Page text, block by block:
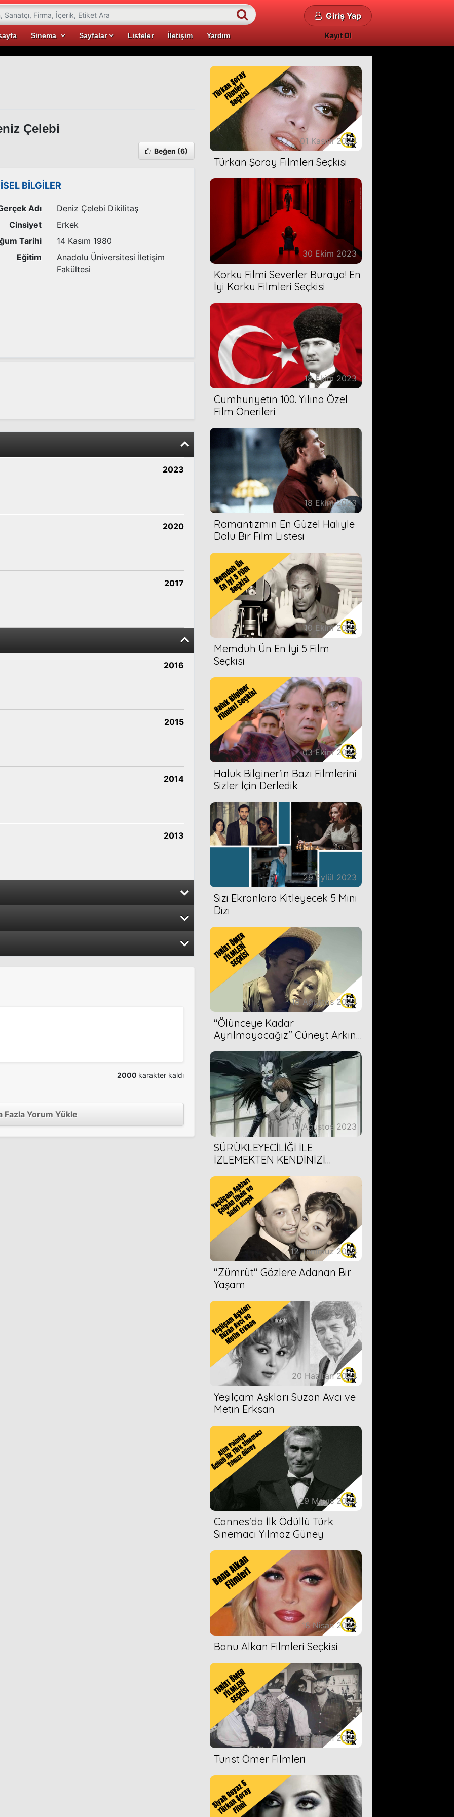
Sinema Sayfalar Listeler İletişim Yardım
Giriş Yap
Kayıt Ol
Çelebi
Beğen (6)
BİLGİLER
Adı
Deniz Çelebi Dikilitaş
Cinsiyet
Erkek
Tarihi
14 Kasım 1980
Eğitim
Anadolu Üniversitesi İletişim
Fakültesi
2023
2020
2017
2016
2015
2014
2013
2014
2011
2006
2000 karakter kaldı
Fazla Yorum Yükle
01 Kasım 2023
Türkan Şoray Filmleri Seçkisi
30 Ekim 2023
Korku Filmi Severler Buraya! En
İyi Korku Filmleri Seçkisi
18 Ekim 2023
Cumhuriyetin 100. Yılına Özel
Film Önerileri
18 Ekim 2023
Romantizmin En Güzel Haliyle
Dolu Bir Film Listesi
10 Ekim 2023
Memduh Ün En İyi 5 Film
Seçkisi
03 Ekim 2023
Haluk Bilginer'in Bazı Filmlerini
Sizler İçin Derledik
29 Eylül 2023
Sizi Ekranlara Kitleyecek 5 Mini
Dizi
16 Ağustos 2023
''Ölünceye Kadar
Ayrılmayacağız'' Cüneyt Arkın-
14 Ağustos 2023
SÜRÜKLEYECİLİĞİ İLE
İZLEMEKTEN KENDİNİZİ
ÖNERİMİZ
12 Temmuz 2023
''Zümrüt'' Gözlere Adanan Bir
Yaşam
20 Haziran 2023
Yeşilçam Aşkları Suzan Avcı ve
Metin Erksan
29 Mayıs 2023
Cannes'da İlk Ödüllü Türk
Sinemacı Yılmaz Güney
18 Nisan 2023
Banu Alkan Filmleri Seçkisi
05 Nisan 2023
Turist Ömer Filmleri